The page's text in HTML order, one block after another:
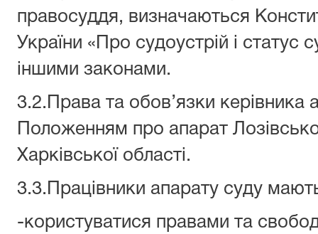
правосуддя, визначаються
України «Про судоустрій і статус
іншими законами.
3.2.Права та обов’язки керівника
Положенням про апарат
Харківської області.
3.3.Працівники апарату суду
-користуватися правами та